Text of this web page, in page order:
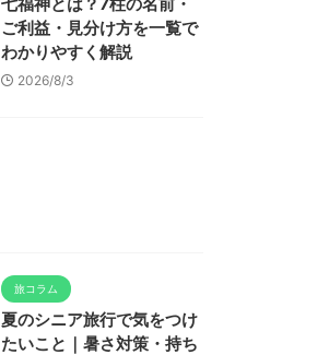
ご利益・見分け方を一覧で
わかりやすく解説
2026/8/3
旅コラム
夏のシニア旅行で気をつけ
たいこと｜暑さ対策・持ち